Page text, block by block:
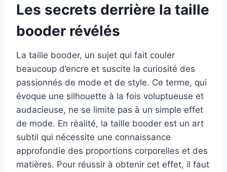
Les secrets derrière la taille
booder révélés
La taille booder, un sujet qui fait couler
beaucoup d’encre et suscite la curiosité des
passionnés de mode et de style. Ce terme, qui
évoque une silhouette à la fois voluptueuse et
audacieuse, ne se limite pas à un simple effet
de mode. En réalité, la taille booder est un art
subtil qui nécessite une connaissance
approfondie des proportions corporelles et des
matières. Pour réussir à obtenir cet effet, il faut